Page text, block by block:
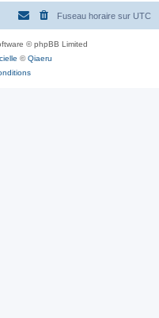
Fuseau horaire sur UTC
© phpBB Limited
©Qiaeru